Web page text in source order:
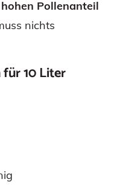
hohen Pollenanteil
nichts
10 Liter